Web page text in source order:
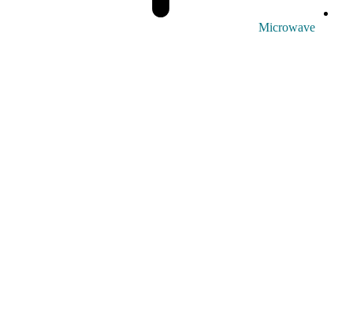
Microwave